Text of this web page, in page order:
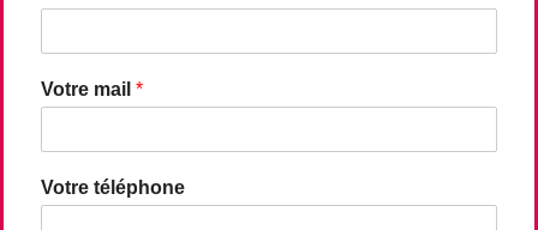
Votre mail *
Votre téléphone